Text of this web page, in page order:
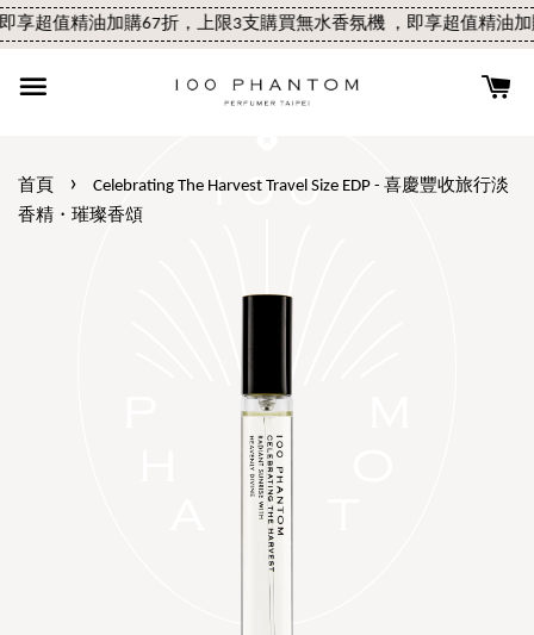
超值精油加購67折，上限3支購買無水香氛機 ，即享超值精油加
首頁 ›
Celebrating The Harvest Travel Size EDP - 喜慶豐收旅行淡
香精・璀璨香頌